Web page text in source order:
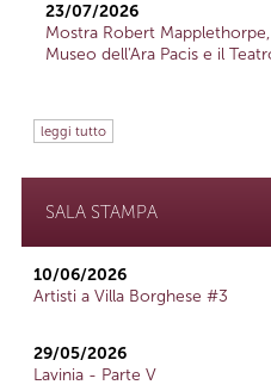
23/07/2026
Mostra Robert
Museo dell'Ara Pacis e il
leggi tutto
SALA STAMPA
10/06/2026
Artisti a Villa Borghese #3
29/05/2026
Lavinia - Parte V